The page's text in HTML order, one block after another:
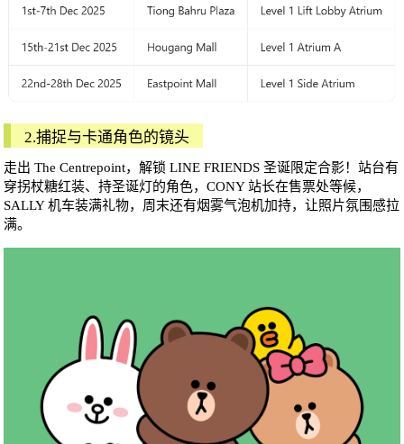
2.捕捉与卡通角色的镜头
走出 The Centrepoint，解锁 LINE FRIENDS 圣诞限定合影！站台有
穿拐杖糖红装、持圣诞灯的角色，CONY 站长在售票处等候，
SALLY 机车装满礼物，周末还有烟雾气泡机加持，让照片氛围感拉
满。